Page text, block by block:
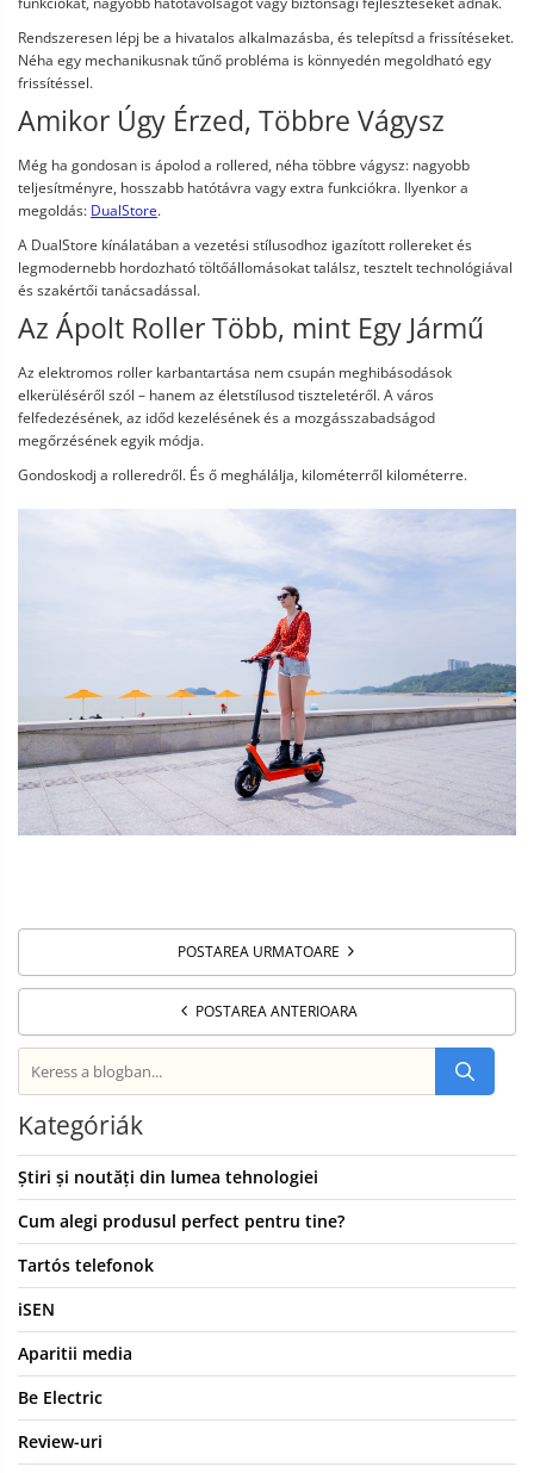
Rendszeresen lépj be a hivatalos alkalmazásba, és telepítsd a frissítéseket.
Néha egy mechanikusnak tűnő probléma is könnyedén megoldható egy
frissítéssel.
Amikor Úgy Érzed, Többre Vágysz
Még ha gondosan is ápolod a rollered, néha többre vágysz: nagyobb
teljesítményre, hosszabb hatótávra vagy extra funkciókra. Ilyenkor a
megoldás: DualStore.
A DualStore kínálatában a vezetési stílusodhoz igazított rollereket és
legmodernebb hordozható töltőállomásokat találsz, tesztelt technológiával
és szakértői tanácsadással.
Az Ápolt Roller Több, mint Egy Jármű
Az elektromos roller karbantartása nem csupán meghibásodások
elkerüléséről szól – hanem az életstílusod tiszteletéről. A város
felfedezésének, az időd kezelésének és a mozgásszabadságod
megőrzésének egyik módja.
Gondoskodj a rolleredről. És ő meghálálja, kilométerről kilométerre.
POSTAREA URMATOARE
POSTAREA ANTERIOARA
Kategóriák
Știri și noutăți din lumea tehnologiei
Cum alegi produsul perfect pentru tine?
Tartós telefonok
iSEN
Aparitii media
Be Electric
Review-uri